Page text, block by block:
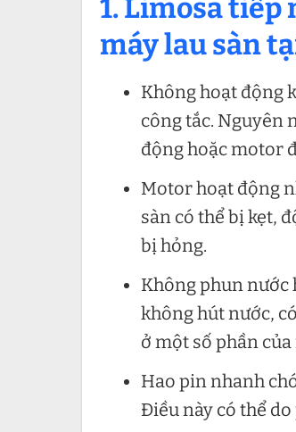
1. Limosa tiếp
máy lau sàn
Không hoạt động
công tắc. Nguyên
động hoặc motor
Motor hoạt động
sàn có thể bị kẹt,
bị hỏng.
Không phun nước
không hút nước,
ở một số phần của
Hao pin nhanh
Điều này có thể